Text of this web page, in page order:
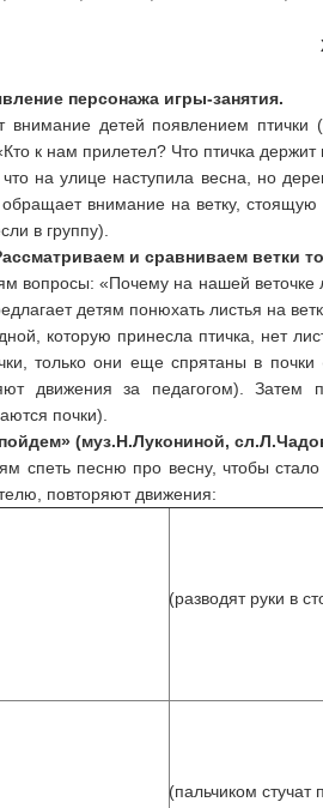
персонажа игры-занятия.
внимание детей появлением
к нам прилетел? Что птичка
на улице наступила весна, но
внимание на ветку,
в группу).
и сравниваем ветки
вопросы: «Почему на нашей веточке
детям понюхать листья на
которую принесла птичка, нет
только они еще спрятаны в
движения за педагогом). Затем
почки).
(муз.Н.Лукониной,
спеть песню про весну, чтобы
повторяют движения:
(разводят руки в
(пальчиком